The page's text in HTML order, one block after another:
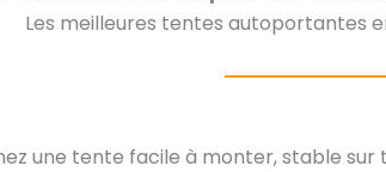
Les meilleures tentes autoportantes
une tente facile à monter, stable